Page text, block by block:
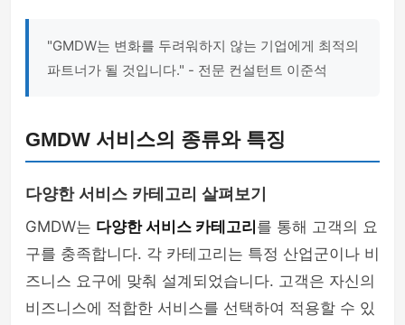
"GMDW는 변화를 두려워하지 않는 기업에게 최적의
파트너가 될 것입니다." - 전문 컨설턴트 이준석
GMDW 서비스의 종류와 특징
다양한 서비스 카테고리 살펴보기
GMDW는 다양한 서비스 카테고리 를 통해 고객의 요
구를 충족합니다. 각 카테고리는 특정 산업군이나 비
즈니스 요구에 맞춰 설계되었습니다. 고객은 자신의
비즈니스에 적합한 서비스를 선택하여 적용할 수 있